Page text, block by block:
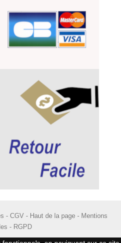
- CGV- Haut de la page- Mentions
- RGPD